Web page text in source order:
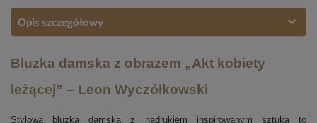
Opis szczegółowy
Bluzka damska z obrazem „Akt kobiety
leżącej” – Leon Wyczółkowski
Stylowa bluzka damska z nadrukiem inspirowanym sztuką to